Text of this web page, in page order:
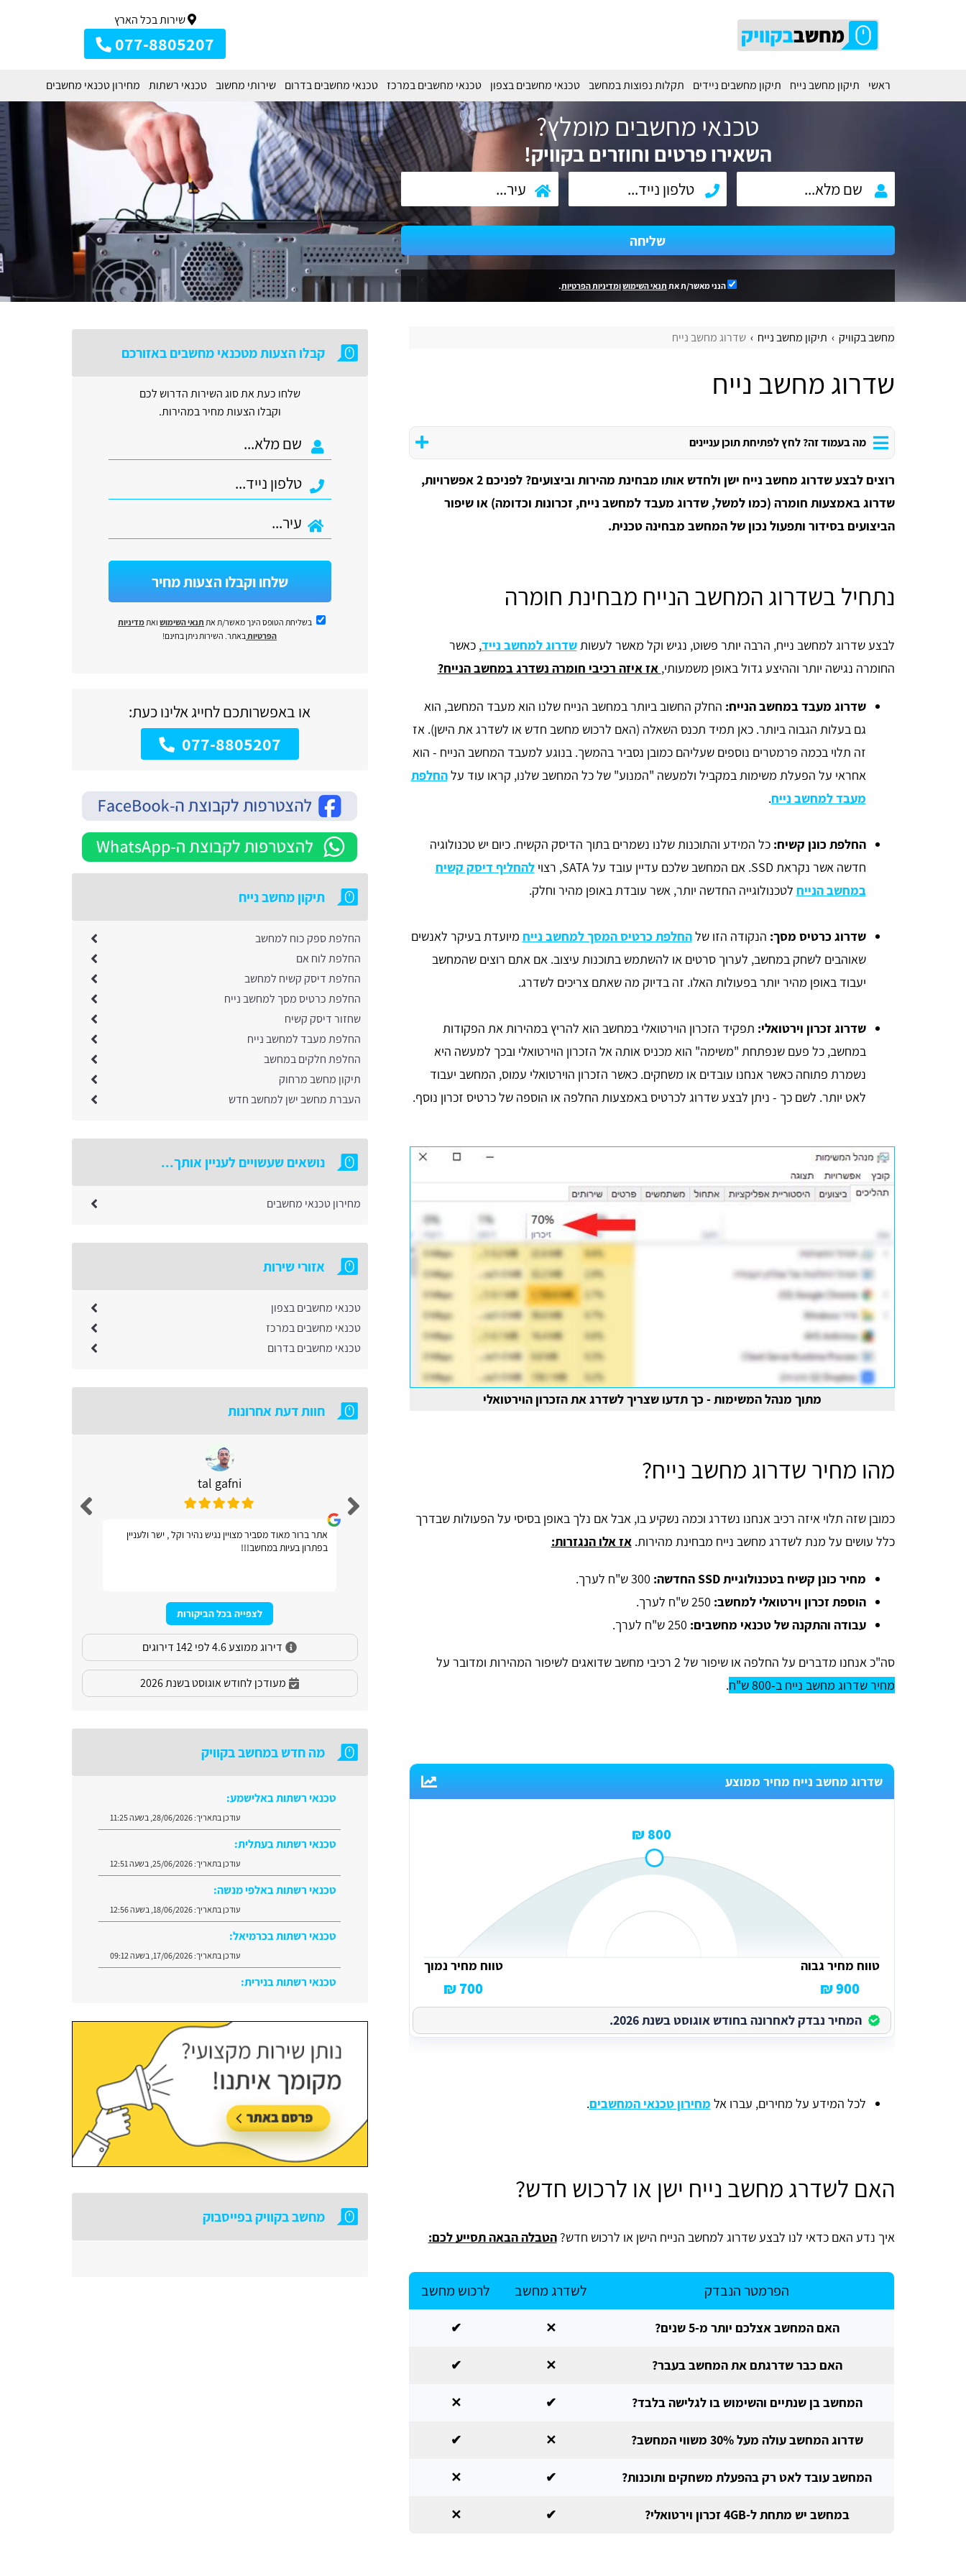
שירות בכל הארץ
077-8805207
ראשי תיקון מחשב נייח תיקון מחשבים ניידים תקלות נפוצות במחשב טכנאי מחשבים בצפון טכנאי מחשבים במרכז טכנאי מחשבים בדרום שירותי מחשוב טכנאי רשתות מחירון טכנאי מחשבים
טכנאי מחשבים מומלץ?
השאירו פרטים וחוזרים בקוויק!
שליחה
הנני מאשר/ת את תנאי השימושומדיניות הפרטיות.
מחשב בקוויק תיקון מחשב נייח שדרוג מחשב נייח
שדרוג מחשב נייח
מה בעמוד זה? לחץ לפתיחת תוכן עניינים
רוצים לבצע שדרוג מחשב נייח ישן ולחדש אותו מבחינת מהירות וביצועים? לפניכם 2 אפשרויות,
שדרוג באמצעות חומרה (כמו למשל, שדרוג מעבד למחשב נייח, זכרונות וכדומה) או שיפור
הביצועים בסידור ותפעול נכון של המחשב מבחינה טכנית.
נתחיל בשדרוג המחשב הנייח מבחינת חומרה
לבצע שדרוג למחשב נייח, הרבה יותר פשוט, נגיש וקל מאשר לעשותשדרוג למחשב נייד, כאשר
החומרה נגישה יותר וההיצע גדול באופן משמעותי, אז איזה רכיבי חומרה נשדרג במחשב הנייח?
שדרוג מעבד במחשב הנייח: החלק החשוב ביותר במחשב הנייח שלנו הוא מעבד המחשב, הוא
גם בעלות הגבוה ביותר. כאן תמיד תכנס השאלה (האם לרכוש מחשב חדש או לשדרג את הישן). אז
זה תלוי בכמה פרמטרים נוספים שעליהם כמובן נסביר בהמשך. בנוגע למעבד המחשב הנייח - הוא
אחראי על הפעלת משימות במקביל ולמעשה "המנוע" של כל המחשב שלנו, קראו עוד עלהחלפת
מעבד למחשב נייח.
החלפת כונן קשיח: כל המידע והתוכנות שלנו נשמרים בתוך הדיסק הקשיח. כיום יש טכנולוגיה
חדשה אשר נקראת SSD. אם המחשב שלכם עדיין עובד על SATA, רצוי
להחליף דיסק קשיח
במחשב הנייח לטכנולוגייה החדשה יותר, אשר עובדת באופן מהיר וחלק.
שדרוג כרטיס מסך: הנקודה הזו שלהחלפת כרטיס המסך למחשב נייח מיועדת בעיקר לאנשים
שאוהבים לשחק במחשב, לערוך סרטים או להשתמש בתוכנות עיצוב. אם אתם רוצים שהמחשב
יעבוד באופן מהיר יותר בפעולות האלו. זה בדיוק מה שאתם צריכים לשדרג.
שדרוג זכרון וירטואלי: תפקיד הזכרון הוירטואלי במחשב הוא להריץ במהירות את הפקודות
במחשב, כל פעם שנפתחת "משימה" הוא מכניס אותה אל הזכרון הוירטואלי ובכך למעשה היא
נשמרת פתוחה כאשר אנחנו עובדים או משחקים. כאשר הזכרון הוירטואלי עמוס, המחשב יעבוד
לאט יותר. לשם כך - ניתן לבצע שדרוג לכרטיס באמצעות החלפה או הוספה של כרטיס זכרון נוסף.
מתוך מנהל המשימות - כך תדעו שצריך לשדרג את הזכרון הוירטואלי
מהו מחיר שדרוג מחשב נייח?
כמובן שזה תלוי איזה רכיב אנחנו נשדרג וכמה נשקיע בו, אבל אם נלך באופן בסיסי על הפעולות שבדרך
כלל עושים על מנת לשדרג מחשב נייח מבחינת מהירות.אז אלו הנגזרות:
מחיר כונן קשיח בטכנולוגיית SSD החדשה:
300 ש"ח לערך.
הוספת זכרון וירטואלי למחשב:
עבודה והתקנה של טכנאי מחשבים:
סה"כ אנחנו מדברים על החלפה או שיפור של 2 רכיבי מחשב שדואגים לשיפור המהירות ומדובר על
מחיר שדרוג מחשב נייח ב-800 ש"ח
.
שדרוג מחשב נייח מחיר ממוצע
800 ₪
טווח מחיר גבוה
900 ₪
טווח מחיר נמוך
700 ₪
המחיר נבדק לאחרונה בחודש אוגוסט בשנת 2026.
לכל המידע על מחירים, עברו אל מחירון טכנאי המחשבים.
האם לשדרג מחשב נייח ישן או לרכוש חדש?
איך נדע האם כדאי לנו לבצע שדרוג למחשב הנייח הישן או לרכוש חדש?הטבלה הבאה תסייע לכם:
הפרמטר הנבדק לשדרג מחשב לרכוש מחשב
האם המחשב אצלכם יותר מ-5 שנים? ✕
✔
האם כבר שדרגתם את המחשב בעבר? ✕
✔
המחשב בן שנתיים והשימוש בו לגלישה בלבד? ✔
✕
שדרוג המחשב עולה מעל 30% משווי המחשב? ✕
✔
המחשב עובד לאט רק בהפעלת משחקים ותוכנות? ✔
✕
במחשב יש מתחת ל-4GB זכרון וירטואלי? ✔
✕
קבלו הצעות מטכנאי מחשבים באזורכם
שלחו כעת את סוג השירות הדרוש לכם
וקבלו הצעות מחיר במהירות.
שלחו וקבלו הצעות מחיר
בשליחת הטופס הינך מאשר/ת את תנאי השימושואתמדיניות
הפרטיותבאתר. השירות ניתן בחינם!
או באפשרותכם לחייג אלינו כעת:
077-8805207
תיקון מחשב נייח
החלפת ספק כוח למחשב
החלפת לוח אם
החלפת דיסק קשיח למחשב
החלפת כרטיס מסך למחשב נייח
שחזור דיסק קשיח
החלפת מעבד למחשב נייח
החלפת חלקים במחשב
תיקון מחשב מרחוק
העברת מחשב ישן למחשב חדש
נושאים שעשויים לעניין אותך...
מחירון טכנאי מחשבים
אזורי שירות
טכנאי מחשבים בצפון
טכנאי מחשבים במרכז
טכנאי מחשבים בדרום
חוות דעת אחרונות
tal gafni
אתר ברור מאוד מסביר מצויין נגיש נהיר וקל , ישר ולעניין
בפתרון בעיות במחשב!!!
חוויה טובה
Tia Swis
לצפייה בכל הביקורות
דירוג ממוצע 4.6 לפי 142 דירוגים
מעודכן לחודש אוגוסט בשנת 2026
מה חדש במחשב בקוויק
טכנאי רשתות באלישמע:
עודכן בתאריך:28/06/2026, בשעה 11:25
טכנאי רשתות בעתלית:
עודכן בתאריך:25/06/2026, בשעה 12:51
טכנאי רשתות באלפי מנשה:
עודכן בתאריך:18/06/2026, בשעה 12:56
טכנאי רשתות בכרמיאל:
עודכן בתאריך:17/06/2026, בשעה 09:12
טכנאי רשתות בנירית:
מחשב בקוויק בפייסבוק